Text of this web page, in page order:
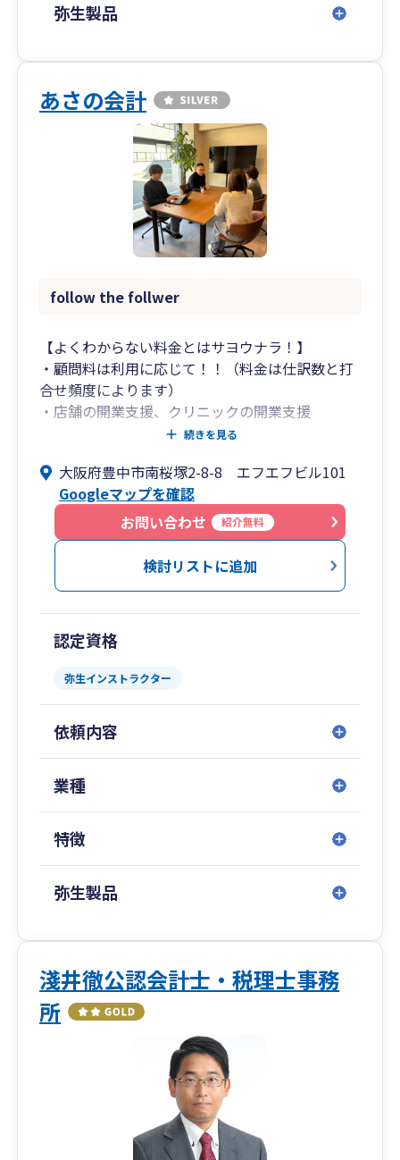
弥生製品
あさの会計
follow the follwer
【よくわからない料金とはサヨウナラ！】
・顧問料は利用に応じて！！（料金は仕訳数と打
合せ頻度によります）
・店舗の開業支援、クリニックの開業支援
・事業計画策定、資金計画策定
理
・金融機関からの借入支援
・弁護士、社労士、行政書士、司法書士ほか士業
との連携はチャットワークで
・商工会議所様と連携して補助金などご案内
・ファミリービジネスの承継支援
続きを見る
大阪府豊中市南桜塚2-8-8 エフエフビル101
Googleマップを確認
お問い合わせ
紹介無料
検討リストに追加
認定資格
弥生インストラクター
依頼内容
業種
特徴
弥生製品
淺井徹公認会計士・税理士事務
所